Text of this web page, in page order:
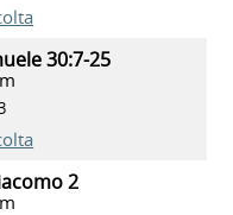
30:7-25
2